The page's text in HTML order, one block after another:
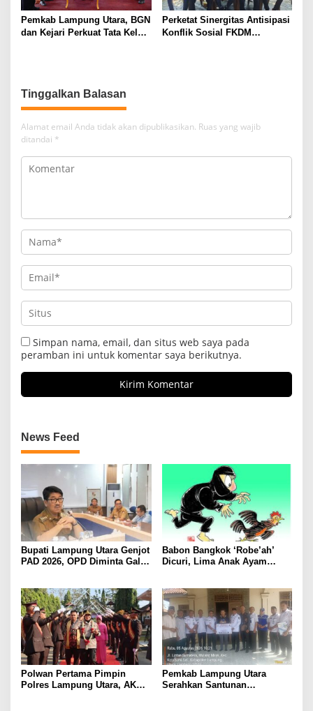
Pemkab Lampung Utara, BGN
dan Kejari Perkuat Tata Kelola
Perketat Sinergitas Antisipasi
Konflik Sosial FKDM
Tinggalkan Balasan
Alamat email Anda tidak akan dipublikasikan. Ruas yang wajib
ditandai *
Simpan nama, email, dan situs web saya pada
peramban ini untuk komentar saya berikutnya.
News Feed
Bupati Lampung Utara Genjot
PAD 2026, OPD Diminta Gali
Babon Bangkok ‘Robe’ah’
Dicuri, Lima Anak Ayam
Polwan Pertama Pimpin
Polres Lampung Utara, AKBP
Pemkab Lampung Utara
Serahkan Santunan